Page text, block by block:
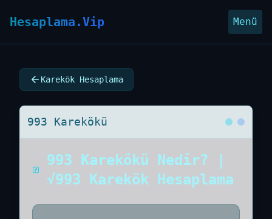
Hesaplama.Vip Menü
Karekök Hesaplama
993 Karekökü
993 Karekökü Nedir? |
√993 Karekök Hesaplama